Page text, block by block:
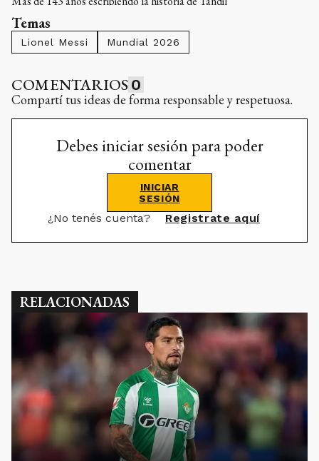
Temas
Lionel Messi Mundial 2026
COMENTARIOS 0
Compartí tus ideas de forma responsable y respetuosa.
Debes iniciar sesión para poder
comentar
INICIAR
SESIÓN
¿No tenés cuenta? Registrate aquí
RELACIONADAS